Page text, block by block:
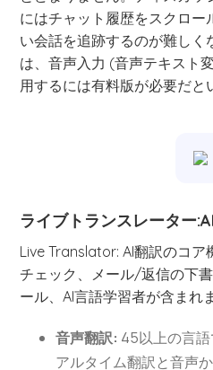
にはチャット履歴をスクロ
い会話を追跡するのが難しく
は、音声入力 (音声テキスト
用するには有料版が必要だと
ライブトランスレーター
Live Translator: AI翻訳のコ
チェック、メール/返信の下
ール、AI言語学習者が含まれ
音声翻訳: 45以上の言
アルタイム翻訳と音声